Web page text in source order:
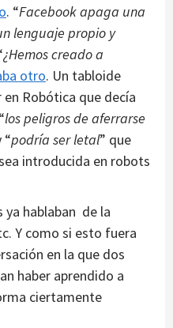
. “Facebook apaga una
lenguaje propio y
¿Hemos creado a
otro. Un tabloide
Robótica que decía
los peligros de aferrarse
“podría ser letal” que
introducida en robots
ya hablaban de la
Y como si esto fuera
en la que dos
haber aprendido a
ciertamente